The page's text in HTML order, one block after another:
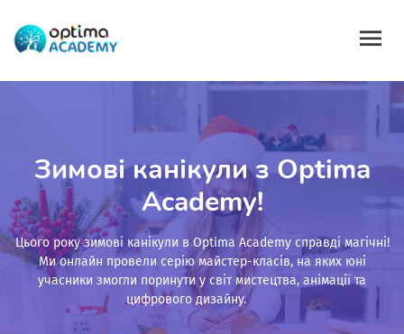
Зимові канікули з Optima
Academy!
Цього року зимові канікули в Optima Academy справді магічні!
Ми онлайн провели серію майстер-класів, на яких юні
учасники змогли поринути у світ мистецтва, анімації та
цифрового дизайну.